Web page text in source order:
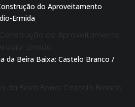
do Aproveitamento
Ermida
da Beira Baixa: Castelo Branco